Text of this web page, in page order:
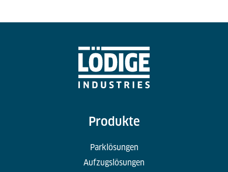
Produkte
Parklösungen
Aufzugslösungen